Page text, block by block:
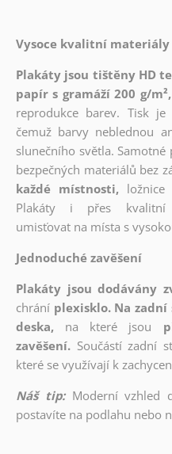
Vysoce kvalitní materiály
Plakáty jsou tištěny HD
papír s gramáží 200 g/m²,
reprodukce barev. Tisk
čemuž barvy neblednou
slunečního světla.
bezpečných materiálů bez
každé místnosti, ložnice
Plakáty i přes kvalitní
umisťovat na místa s
Jednoduché zavěšení
Plakáty jsou dodávány
chrání plexisklo. Na zadní
deska,
na které jsou
zavěšení. Součástí zadní
které se využívají k
Náš tip: Moderní vzhled
postavíte na podlahu nebo